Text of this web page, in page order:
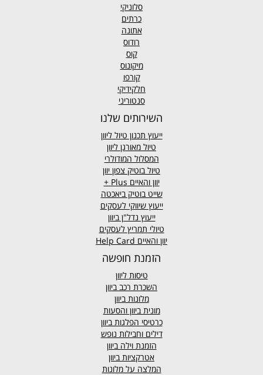
סלוניקי
כרתים
אתונה
רודוס
קוס
מיקונוס
קורפו
חלקידיקי
סנטוריני
השירותים שלנו
ייעוץ תכנון טיול ליוון
טיול מאורגן ליוון
המסלול המודולרי
טיול בוטיק צפון יוון
יוון והאיים Plus +
שייט בוטיק ביאכטה
ייעוץ שיווקי לעסקים
ייעוץ נדל"ן ביוון
טיולי תמריץ לעסקים
יוון והאיים Help Card
הזמנת חופשה
טיסות ליוון
השכרת רכב ביוון
מלונות ביוון
מונית ביוון והסעות
כרטיסי הפלגות ביוון
דילים וחבילות נופש
הזמנת וילה ביוון
אטרקציות ביוון
המלצה על מלונות